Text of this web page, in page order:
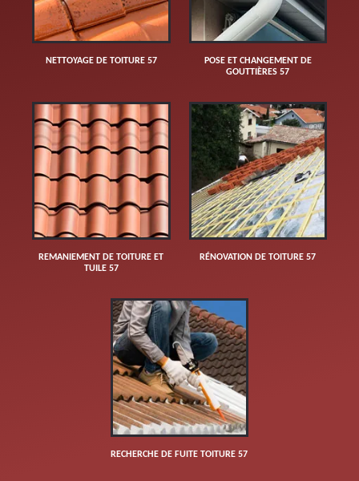
NETTOYAGE DE TOITURE 57
POSE ET CHANGEMENT DE
GOUTTIÈRES 57
REMANIEMENT DE TOITURE ET
TUILE 57
RÉNOVATION DE TOITURE 57
RECHERCHE DE FUITE TOITURE 57